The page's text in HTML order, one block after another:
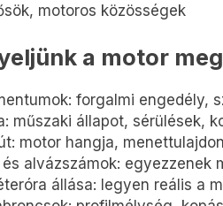
motoros közösségek
a motor
forgalmi engedély,
műszaki állapot, sérülések,
motor hangja,
alvázszámok: egyezzenek
állása: legyen reális a